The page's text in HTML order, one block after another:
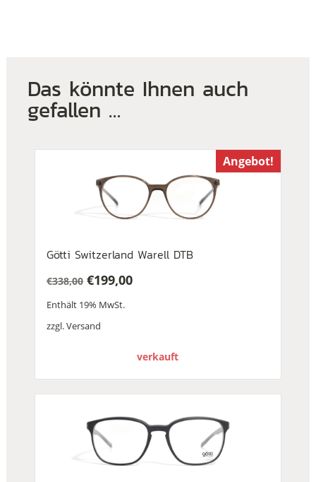
Das könnte Ihnen auch
gefallen …
Angebot!
Götti Switzerland Warell DTB
€338,00
Preis
war:
€199,00
Preis
ist:
Enthält 19% MwSt.
zzgl.Versand
verkauft